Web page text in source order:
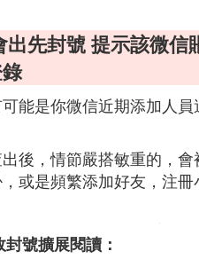
先封號 提示該微信
能是你微信近期添加人
後，情節嚴搭敏重的，
或是頻繁添加好友，注
號擴展閱讀：